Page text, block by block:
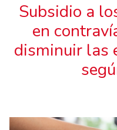
Subsidio a
en
disminuir las